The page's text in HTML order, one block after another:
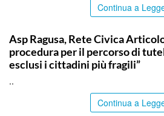
Continua a
Asp Ragusa, Rete Civica
procedura per il percorso di
esclusi i cittadini più fragili”
..
Continua a